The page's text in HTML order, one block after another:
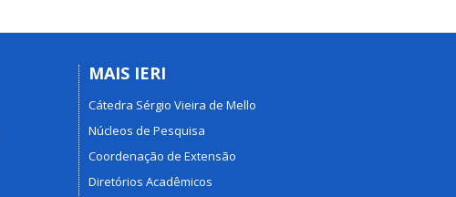
MAIS IERI
Cátedra Sérgio Vieira de Mello
Núcleos de Pesquisa
Coordenação de Extensão
Diretórios Acadêmicos